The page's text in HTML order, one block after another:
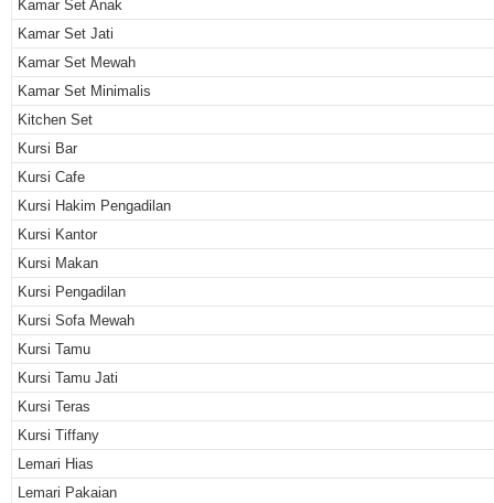
Kamar Set Anak
Kamar Set Jati
Kamar Set Mewah
Kamar Set Minimalis
Kitchen Set
Kursi Bar
Kursi Cafe
Kursi Hakim Pengadilan
Kursi Kantor
Kursi Makan
Kursi Pengadilan
Kursi Sofa Mewah
Kursi Tamu
Kursi Tamu Jati
Kursi Teras
Kursi Tiffany
Lemari Hias
Lemari Pakaian